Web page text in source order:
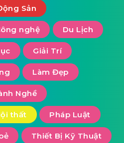
Sản
nghệ Du Lịch
Giải Trí
Làm Đẹp
Nghề
thất Pháp Luật
Thiết Bị Kỹ Thuật